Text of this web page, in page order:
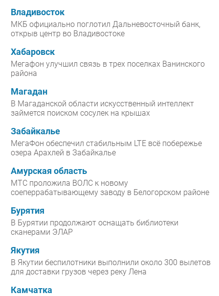
Владивосток
МКБ официально поглотил Дальневосточный банк,
открыв центр во Владивостоке
Хабаровск
Мегафон улучшил связь в трех поселках Ванинского
района
Магадан
В Магаданской области искусственный интеллект
займется поиском сосулек на крышах
Забайкалье
МегаФон обеспечил стабильным LTE всё побережье
озера Арахлей в Забайкалье
Амурская область
МТС проложила ВОЛС к новому
соеперрабатывающему заводу в Белогорском районе
Бурятия
В Бурятии продолжают оснащать библиотеки
сканерами ЭЛАР
Якутия
В Якутии беспилотники выполнили около 300 вылетов
для доставки грузов через реку Лена
Камчатка